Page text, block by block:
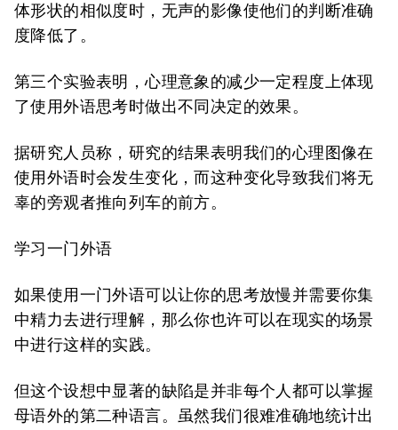
体形状的相似度时，无声的影像使他们的判断准确
度降低了。
第三个实验表明，心理意象的减少一定程度上体现
了使用外语思考时做出不同决定的效果。
据研究人员称，研究的结果表明我们的心理图像在
使用外语时会发生变化，而这种变化导致我们将无
辜的旁观者推向列车的前方。
学习一门外语
如果使用一门外语可以让你的思考放慢并需要你集
中精力去进行理解，那么你也许可以在现实的场景
中进行这样的实践。
但这个设想中显著的缺陷是并非每个人都可以掌握
母语外的第二种语言。虽然我们很难准确地统计出